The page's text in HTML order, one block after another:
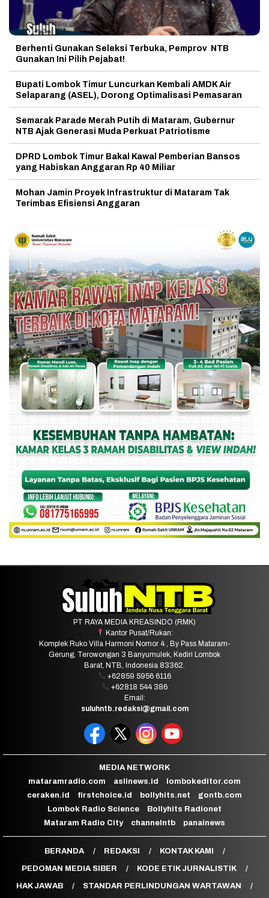
Berhenti Gunakan Seleksi Terbuka, Pemprov NTB
Gunakan Ini Pilih Pejabat!
Bupati Lombok Timur Luncurkan Kembali AMDK Air
Selaparang (ASEL), Dorong Optimalisasi Pemasaran
Semarak Parade Merah Putih di Mataram, Gubernur
NTB Ajak Generasi Muda Perkuat Patriotisme
DPRD Lombok Timur Bakal Kawal Pemberian Bansos
yang Habiskan Anggaran Rp 40 Miliar
Mohan Jamin Proyek Infrastruktur di Mataram Tak
Terimbas Efisiensi Anggaran
PT RAYA MEDIA KREASINDO (RMK)
Kantor Pusat/Rukan:
Komplek Ruko Villa Harmoni Nomor 4 , By Pass Mataram-
Gerung, Terowongan 3 Banyumulek, Kediri Lombok
Barat, NTB, Indonesia 83362.
+62859 5956 6116
+62818 544 386
Email:
suluhntb.redaksi@gmail.com
MEDIA NETWORK
mataramradio.com
aslinews.id
lombokeditor.com
ceraken.id
firstchoice.id bollyhits.net
gontb.com
Lombok Radio Science
Bollyhits Radionet
Mataram Radio City
channelntb panainews
BERANDA REDAKSI KONTAK KAMI
PEDOMAN MEDIA SIBER KODE ETIK JURNALISTIK
HAK JAWAB STANDAR PERLINDUNGAN WARTAWAN